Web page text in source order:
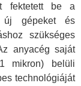
fektetett be a
új gépeket és
szükséges
anyacég saját
mikron) belüli
technológiáját